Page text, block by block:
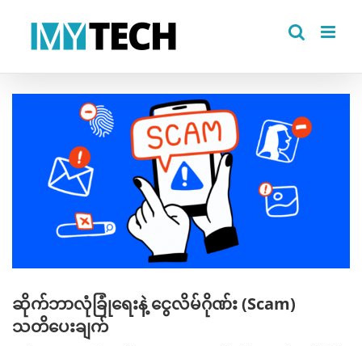
ဆိုက်ဘာလုံခြုံရေးနဲ့ ငွေလိမ်ဂိုဏ်း (Scam)
သတိပေးချက်